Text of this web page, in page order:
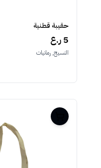
حقيبة قطنية
5 ر.ع
النسيج, رمانيات